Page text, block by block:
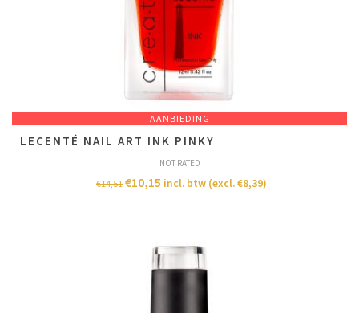
AANBIEDING
LECENTÉ NAIL ART INK PINKY
NOT RATED
€14,51 €10,15 incl. btw (excl.€8,39)